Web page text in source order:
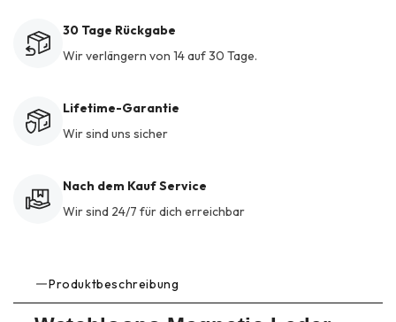
30 Tage Rückgabe
Wir verlängern von 14 auf 30 Tage.
Lifetime-Garantie
Wir sind uns sicher
Nach dem Kauf Service
Wir sind 24/7 für dich erreichbar
Produktbeschreibung